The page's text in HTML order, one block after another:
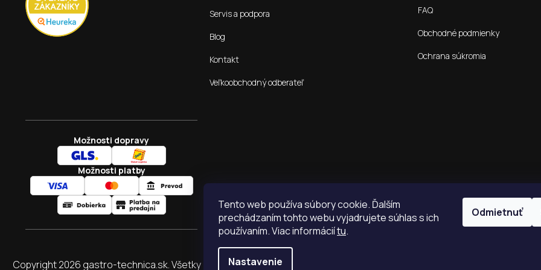
Tento web používa súbory cookie. Ďalším
prechádzaním tohto webu vyjadrujete súhlas s ich
používaním. Viac informáciítu.
Nastavenie
Odmietnuť
Servis a podpora
Blog
Kontakt
Veľkoobchodný odberateľ
FAQ
Obchodné podmienky
Ochrana súkromia
Možnosti dopravy
Možnosti platby
Copyright 2026 gastro-technica.sk. Všetky práva vyhradené.